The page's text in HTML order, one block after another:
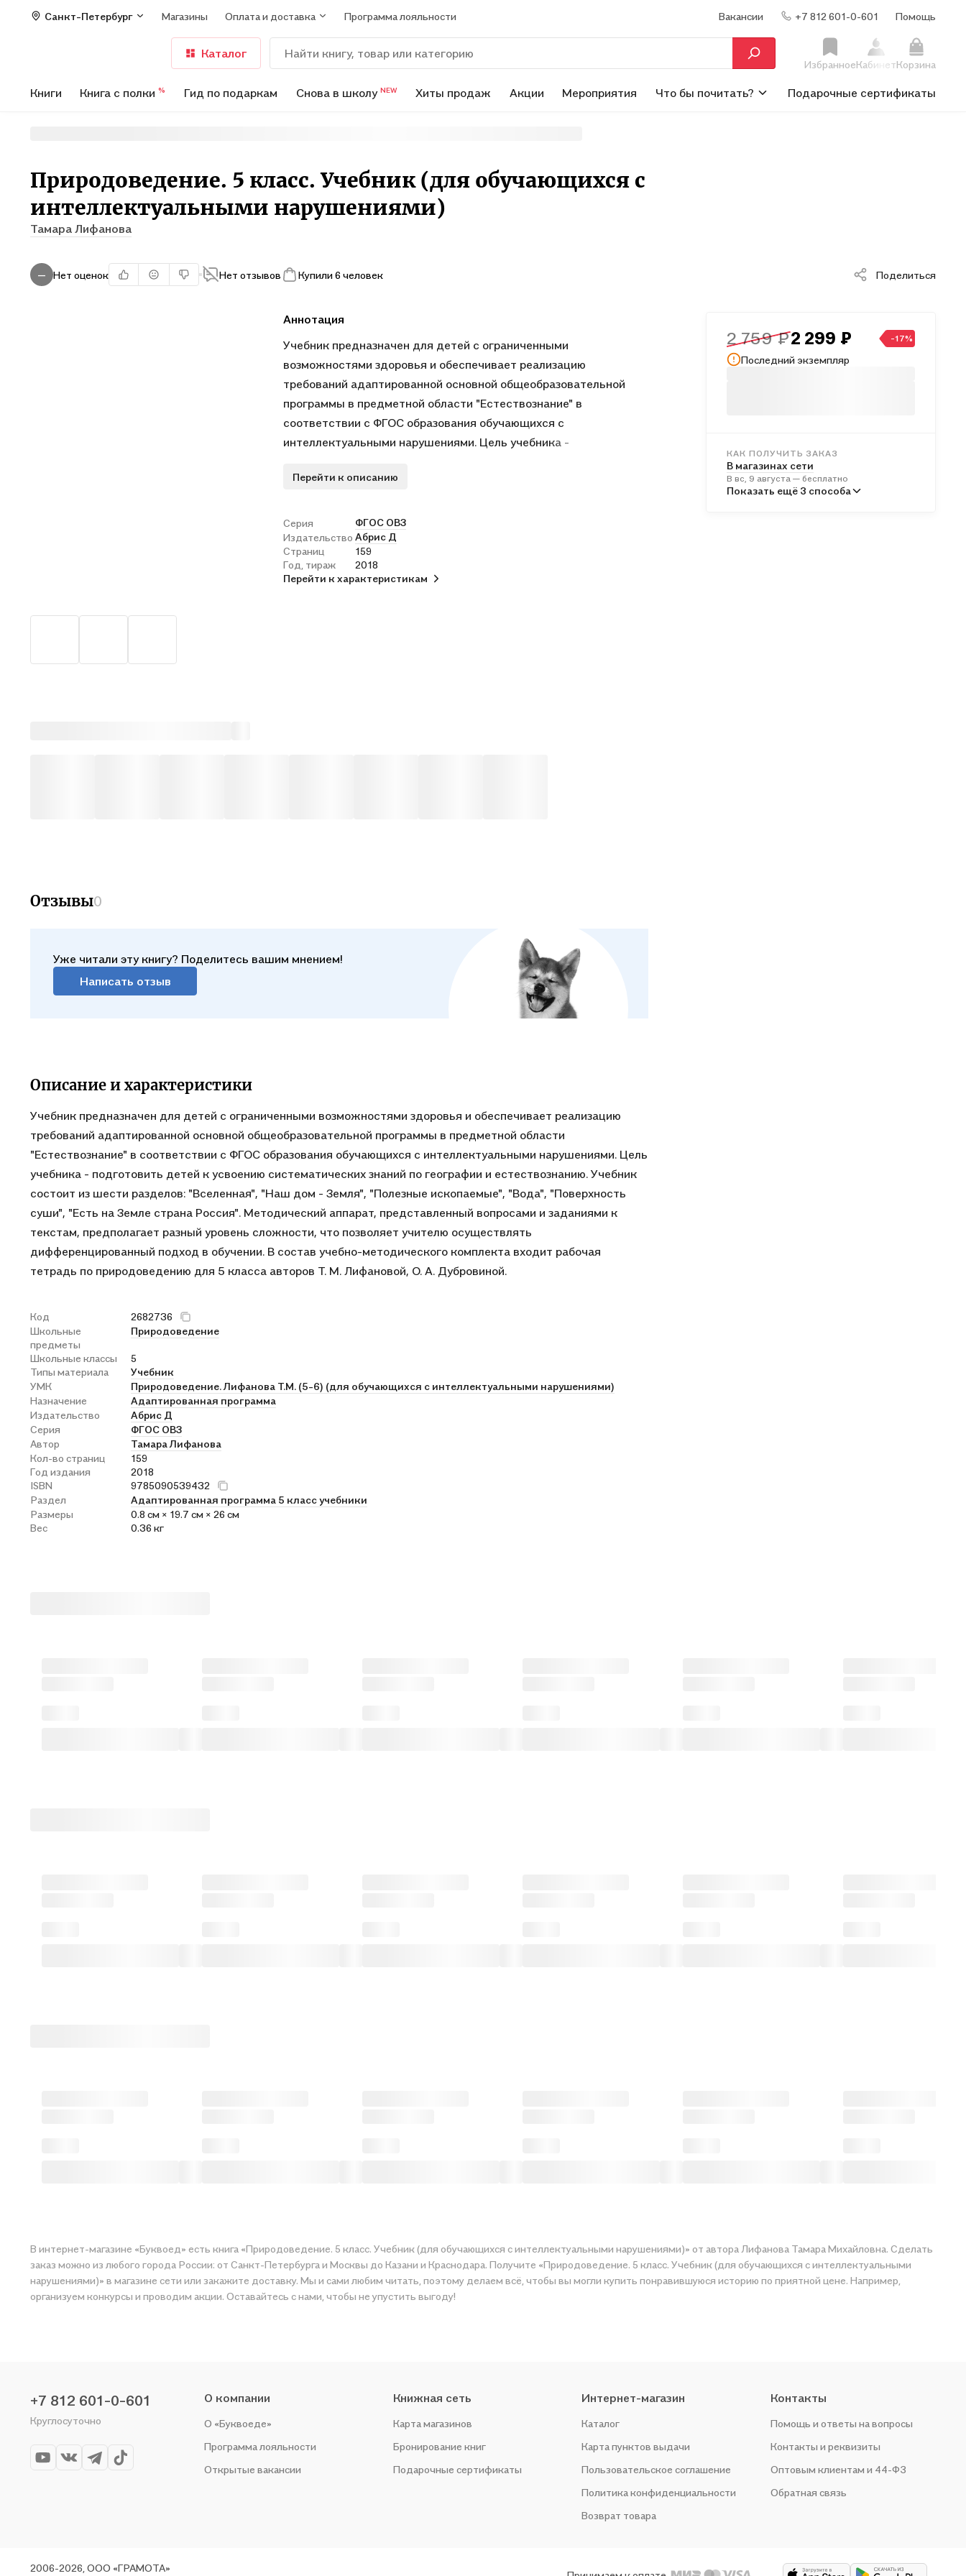
Санкт-Петербург Магазины Оплата и доставка Программа лояльности Вакансии +7 812 601-0-601 Помощь
Каталог
ИзбранноеКабинетКорзина
Книги Книга с полки % Гид по подаркам Снова в школу NEW Хиты продаж Акции Мероприятия Что бы почитать? Подарочные сертификаты
Природоведение. 5 класс. Учебник (для обучающихся с
интеллектуальными нарушениями)
Тамара Лифанова
— Нет оценок Нет отзывов Купили 6 человек Поделиться
Аннотация
Учебник предназначен для детей с ограниченными
возможностями здоровья и обеспечивает реализацию
требований адаптированной основной общеобразовательной
программы в предметной области "Естествознание" в
соответствии с ФГОС образования обучающихся с
интеллектуальными нарушениями. Цель учебника -
географии и естествознанию. Учебник состоит из шести
ископаемые", "Вода", "Поверхность суши", "Есть на Земле
страна Россия". Методический аппарат, представленный
вопросами и заданиями к текстам, предполагает разный
уровень сложности, что позволяет учителю осуществлять
Перейти к описанию
Серия
ФГОС ОВЗ
Издательство Абрис Д
Страниц
159
Год, тираж
2018
Перейти к характеристикам
2 759 ₽2 299 ₽ -17%
Последний экземпляр
КАК ПОЛУЧИТЬ ЗАКАЗ
В магазинах сети
В вс, 9 августа — бесплатно
В пунктах выдачи
Показать ещё 3 способа
Отзывы0
Уже читали эту книгу? Поделитесь вашим мнением!
Написать отзыв
Описание и характеристики
Учебник предназначен для детей с ограниченными возможностями здоровья и обеспечивает реализацию
требований адаптированной основной общеобразовательной программы в предметной области
"Естествознание" в соответствии с ФГОС образования обучающихся с интеллектуальными нарушениями. Цель
учебника - подготовить детей к усвоению систематических знаний по географии и естествознанию. Учебник
состоит из шести разделов: "Вселенная", "Наш дом - Земля", "Полезные ископаемые", "Вода", "Поверхность
суши", "Есть на Земле страна Россия". Методический аппарат, представленный вопросами и заданиями к
текстам, предполагает разный уровень сложности, что позволяет учителю осуществлять
дифференцированный подход в обучении. В состав учебно-методического комплекта входит рабочая
тетрадь по природоведению для 5 класса авторов Т. М. Лифановой, О. А. Дубровиной.
Код
2682736
Школьные
предметы
Природоведение
Школьные классы
5
Типы материала
Учебник
УМК
Природоведение. Лифанова Т.М. (5-6) (для обучающихся с интеллектуальными нарушениями)
Назначение
Адаптированная программа
Издательство
Абрис Д
Серия
ФГОС ОВЗ
Автор
Тамара Лифанова
Кол-во страниц
159
Год издания
2018
ISBN
9785090539432
Раздел
Адаптированная программа 5 класс учебники
Размеры
0.8 см × 19.7 см × 26 см
Вес
0.36 кг
В интернет-магазине «Буквоед» есть книга «Природоведение. 5 класс. Учебник (для обучающихся с интеллектуальными нарушениями)» от автора Лифанова Тамара Михайловна. Сделать
заказ можно из любого города России: от Санкт-Петербурга и Москвы до Казани и Краснодара. Получите «Природоведение. 5 класс. Учебник (для обучающихся с интеллектуальными
нарушениями)» в магазине сети или закажите доставку. Мы и сами любим читать, поэтому делаем всё, чтобы вы могли купить понравившуюся историю по приятной цене. Например,
организуем конкурсы и проводим акции. Оставайтесь с нами, чтобы не упустить выгоду!
+7 812 601-0-601
Круглосуточно
О компании
О «Буквоеде»
Программа лояльности
Открытые вакансии
Книжная сеть
Карта магазинов
Бронирование книг
Подарочные сертификаты
Интернет-магазин
Каталог
Карта пунктов выдачи
Пользовательское соглашение
Политика конфиденциальности
Возврат товара
Контакты
Помощь и ответы на вопросы
Контакты и реквизиты
Оптовым клиентам и 44-ФЗ
Обратная связь
2006-2026, ООО «ГРАМОТА»